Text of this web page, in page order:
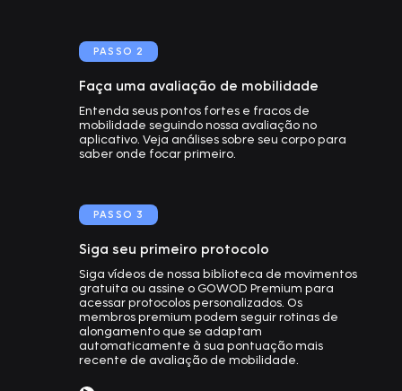
PASSO 2
Faça uma avaliação de mobilidade
Entenda seus pontos fortes e fracos de
mobilidade seguindo nossa avaliação no
aplicativo. Veja análises sobre seu corpo para
saber onde focar primeiro.
PASSO 3
Siga seu primeiro protocolo
Siga vídeos de nossa biblioteca de movimentos
gratuita ou assine o GOWOD Premium para
acessar protocolos personalizados. Os
membros premium podem seguir rotinas de
alongamento que se adaptam
automaticamente à sua pontuação mais
recente de avaliação de mobilidade.